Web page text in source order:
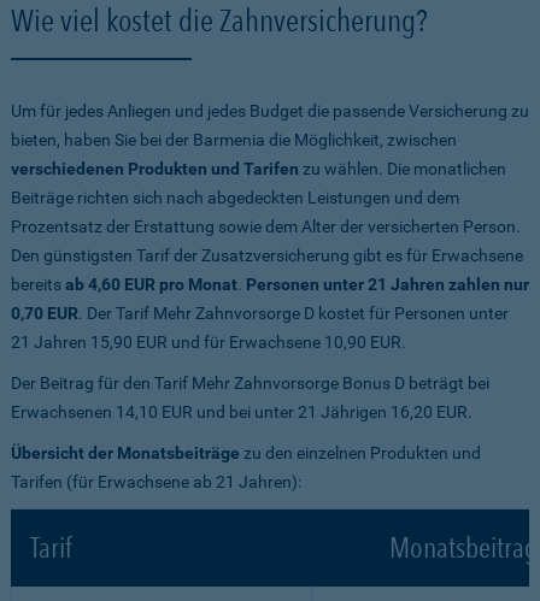
Wie viel kostet die Zahnversicherung?
Um für jedes Anliegen und jedes Budget die passende Versicherung zu
bieten, haben Sie bei der Barmenia die Möglichkeit, zwischen
verschiedenen Produkten und Tarifen zu wählen. Die monatlichen
Beiträge richten sich nach abgedeckten Leistungen und dem
Prozentsatz der Erstattung sowie dem Alter der versicherten Person.
Den günstigsten Tarif der Zusatzversicherung gibt es für Erwachsene
bereitsab 4,60 EUR pro Monat. Personen unter 21 Jahren zahlen nur
0,70 EUR. Der Tarif Mehr Zahnvorsorge D kostet für Personen unter
21 Jahren 15,90 EUR und für Erwachsene 10,90 EUR.
Der Beitrag für den Tarif Mehr Zahnvorsorge Bonus D beträgt bei
Erwachsenen 14,10 EUR und bei unter 21 Jährigen 16,20 EUR.
Übersicht der Monatsbeiträge zu den einzelnen Produkten und
Tarifen (für Erwachsene ab 21 Jahren):
Tarif Monatsbeitrag